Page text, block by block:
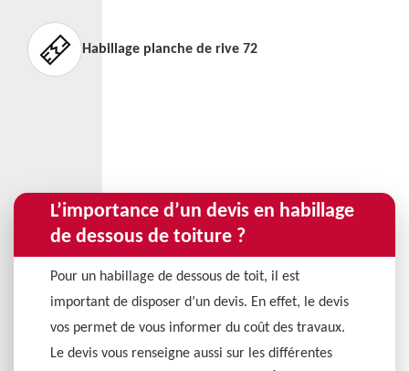
Habillage planche de rive 72
L’importance d’un devis en habillage
de dessous de toiture ?
Pour un habillage de dessous de toit, il est
important de disposer d’un devis. En effet, le devis
vos permet de vous informer du coût des travaux.
Le devis vous renseigne aussi sur les différentes